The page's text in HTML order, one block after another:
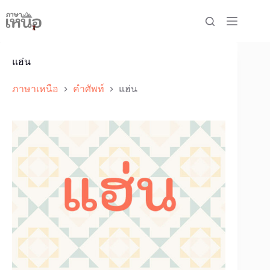
to
content
แฮ่น
ภาษาเหนือ คำศัพท์ แฮ่น